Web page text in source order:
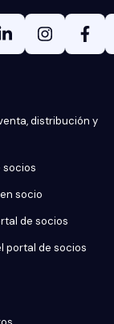
distribución y
socios
socio
de socios
portal de socios